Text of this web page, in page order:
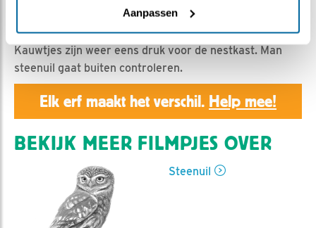
Aanpassen
Geert | Geplaatst op 6 maart 2020, 23:55 |
Kauwtjes zijn weer eens druk voor de nestkast. Man
steenuil gaat buiten controleren.
Elk erf maakt het verschil. Help mee!
BEKIJK MEER FILMPJES OVER
Steenuil